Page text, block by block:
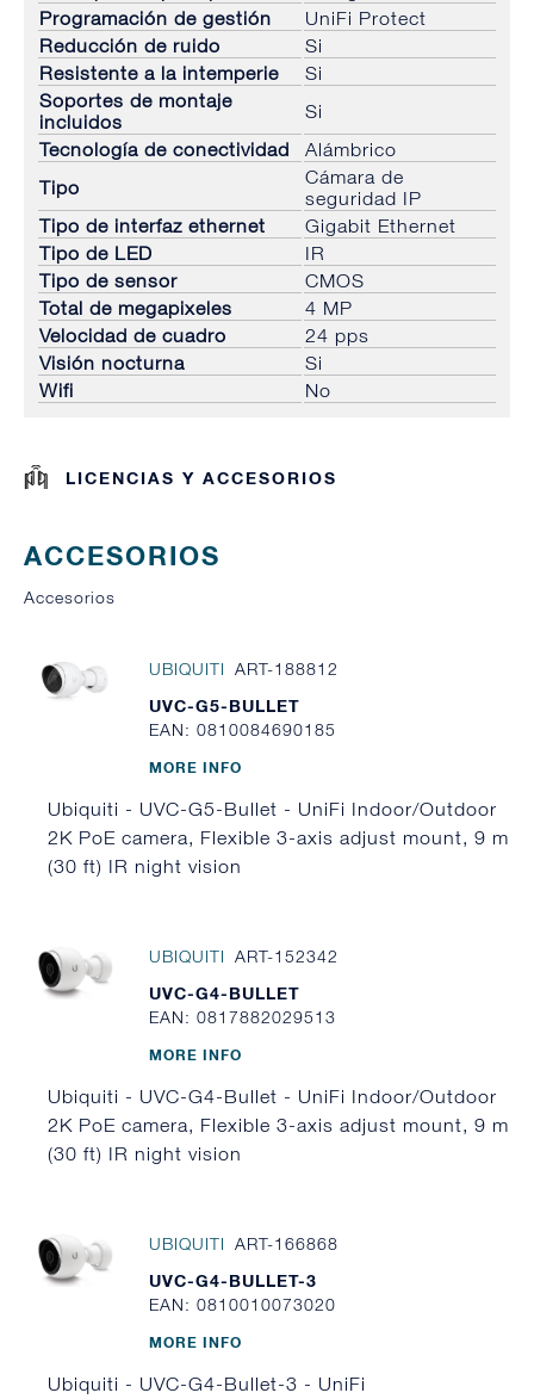
Programación de gestión
UniFi Protect
Reducción de ruido
Si
Resistente a la intemperie
Si
Soportes de montaje
incluidos
Si
Tecnología de conectividad
Alámbrico
Tipo
Cámara de
seguridad IP
Tipo de interfaz ethernet
Gigabit Ethernet
Tipo de LED
IR
Tipo de sensor
CMOS
Total de megapixeles
4 MP
Velocidad de cuadro
24 pps
Visión nocturna
Si
Wifi
No
LICENCIAS Y ACCESORIOS
ACCESORIOS
Accesorios
UBIQUITI ART-188812
UVC-G5-BULLET
EAN: 0810084690185
MORE INFO
Ubiquiti - UVC-G5-Bullet - UniFi Indoor/Outdoor
2K PoE camera, Flexible 3-axis adjust mount, 9 m
(30 ft) IR night vision
UBIQUITI ART-152342
UVC-G4-BULLET
EAN: 0817882029513
MORE INFO
Ubiquiti - UVC-G4-Bullet - UniFi Indoor/Outdoor
2K PoE camera, Flexible 3-axis adjust mount, 9 m
(30 ft) IR night vision
UBIQUITI ART-166868
UVC-G4-BULLET-3
EAN: 0810010073020
MORE INFO
Ubiquiti - UVC-G4-Bullet-3 - UniFi